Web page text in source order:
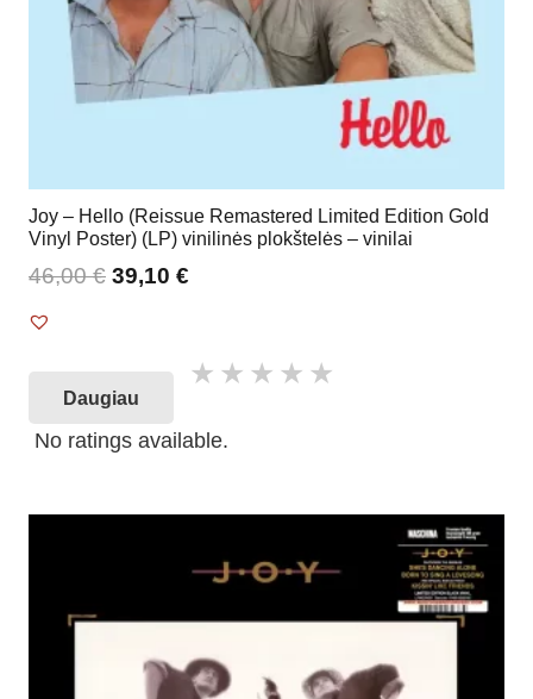
Joy – Hello (Reissue Remastered Limited Edition Gold
Vinyl Poster) (LP) vinilinės plokštelės – vinilai
46,00€ 39,10 €
Daugiau
No ratings available.